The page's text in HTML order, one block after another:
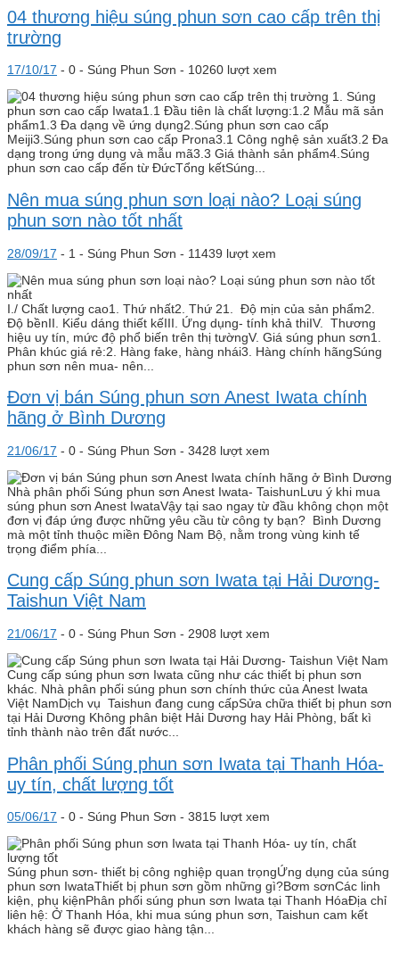
04 thương hiệu súng phun sơn cao cấp trên thị
trường
17/10/17 - 0 - Súng Phun Sơn - 10260 lượt xem
1. Súng
phun sơn cao cấp Iwata1.1 Đầu tiên là chất lượng:1.2 Mẫu mã sản
phẩm1.3 Đa dạng về ứng dụng2.Súng phun sơn cao cấp
Meiji3.Súng phun sơn cao cấp Prona3.1 Công nghệ sản xuất3.2 Đa
dạng trong ứng dụng và mẫu mã3.3 Giá thành sản phẩm4.Súng
phun sơn cao cấp đến từ ĐứcTổng kếtSúng...
Nên mua súng phun sơn loại nào? Loại súng
phun sơn nào tốt nhất
28/09/17 - 1 - Súng Phun Sơn - 11439 lượt xem
I./ Chất lượng cao1. Thứ nhất2. Thứ 21. Độ mịn của sản phẩm2.
Độ bềnII. Kiểu dáng thiết kếIII. Ứng dụng- tính khả thiIV. Thương
hiệu uy tín, mức độ phổ biến trên thị tườngV. Giá súng phun sơn1.
Phân khúc giá rẻ:2. Hàng fake, hàng nhái3. Hàng chính hãngSúng
phun sơn nên mua- nên...
Đơn vị bán Súng phun sơn Anest Iwata chính
hãng ở Bình Dương
21/06/17 - 0 - Súng Phun Sơn - 3428 lượt xem
Nhà phân phối Súng phun sơn Anest Iwata- TaishunLưu ý khi mua
súng phun sơn Anest IwataVậy tại sao ngay từ đầu không chọn một
đơn vị đáp ứng được những yêu cầu từ công ty bạn? Bình Dương
mà một tỉnh thuộc miền Đông Nam Bộ, nằm trong vùng kinh tế
trọng điểm phía...
Cung cấp Súng phun sơn Iwata tại Hải Dương-
Taishun Việt Nam
21/06/17 - 0 - Súng Phun Sơn - 2908 lượt xem
Cung cấp súng phun sơn Iwata cũng như các thiết bị phun sơn
khác. Nhà phân phối súng phun sơn chính thức của Anest Iwata
Việt NamDịch vụ Taishun đang cung cấpSửa chữa thiết bị phun sơn
tại Hải Dương Không phân biệt Hải Dương hay Hải Phòng, bất kì
tỉnh thành nào trên đất nước...
Phân phối Súng phun sơn Iwata tại Thanh Hóa-
uy tín, chất lượng tốt
05/06/17 - 0 - Súng Phun Sơn - 3815 lượt xem
Súng phun sơn- thiết bị công nghiệp quan trọngỨng dụng của súng
phun sơn IwataThiết bị phun sơn gồm những gì?Bơm sơnCác linh
kiện, phụ kiệnPhân phối súng phun sơn Iwata tại Thanh HóaĐịa chỉ
liên hệ: Ở Thanh Hóa, khi mua súng phun sơn, Taishun cam kết
khách hàng sẽ được giao hàng tận...